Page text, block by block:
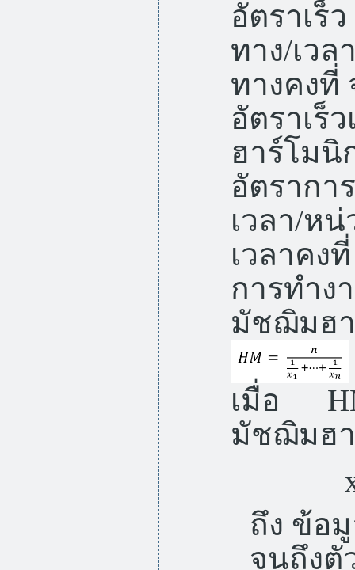
อัตราเร็
ทาง/เวล
ทางคงที่
อัตราเร็
ฮาร์โมนิ
อัตรากา
เวลา/ห
เวลาคง
การทำง
มัชฌิมฮ
เมื่อ
มัชฌิมฮ
ถึง ข้อ
จนถึงตั